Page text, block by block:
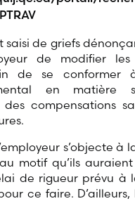
saisi de griefs
de modifier
de se conformer
en matière
compensations
s’objecte à
motif qu’ils
de rigueur prévu à
ce faire.